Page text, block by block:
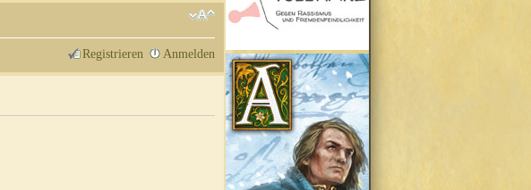
Registrieren Anmelden